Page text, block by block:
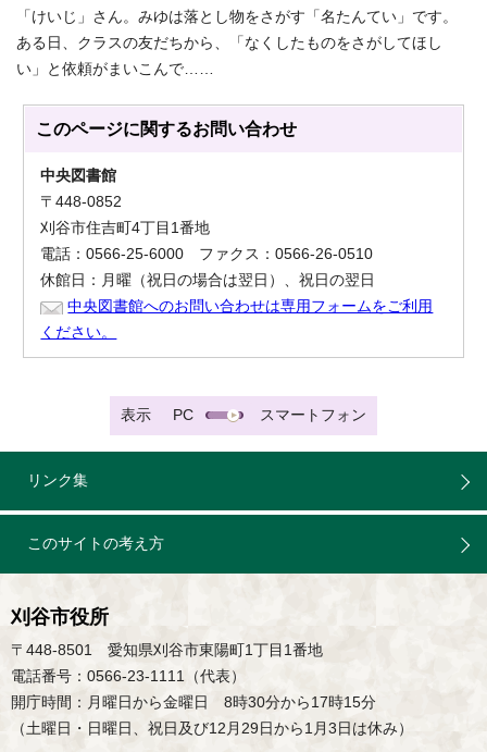
「けいじ」さん。みゆは落とし物をさがす「名たんてい」です。
ある日、クラスの友だちから、「なくしたものをさがしてほし
い」と依頼がまいこんで……
このページに関するお問い合わせ
中央図書館
〒448-0852
刈谷市住吉町4丁目1番地
電話：0566-25-6000 ファクス：0566-26-0510
休館日：月曜（祝日の場合は翌日）、祝日の翌日
中央図書館へのお問い合わせは専用フォームをご利用
ください。
表示 PC スマートフォン
リンク集
このサイトの考え方
刈谷市役所
〒448-8501 愛知県刈谷市東陽町1丁目1番地
電話番号：0566-23-1111（代表）
開庁時間：月曜日から金曜日 8時30分から17時15分
（土曜日・日曜日、祝日及び12月29日から1月3日は休み）